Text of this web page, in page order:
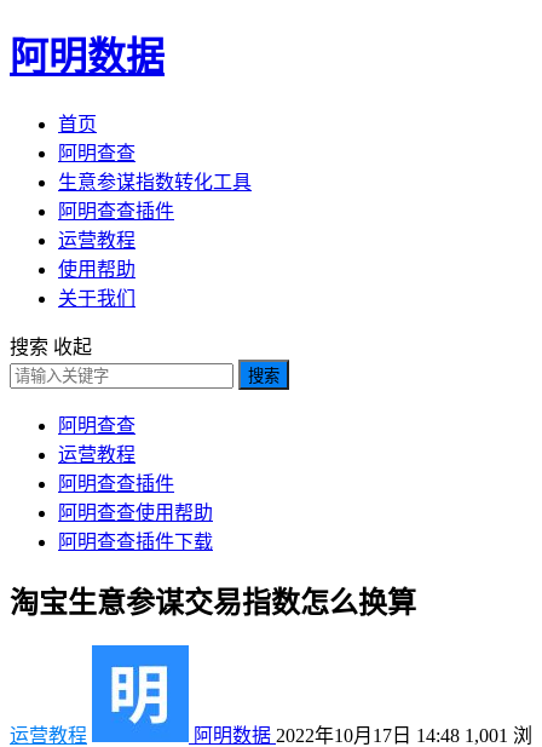
阿明数据
首页
阿明查查
生意参谋指数转化工具
阿明查查插件
运营教程
使用帮助
关于我们
搜索 收起
搜索
阿明查查
运营教程
阿明查查插件
阿明查查使用帮助
阿明查查插件下载
淘宝生意参谋交易指数怎么换算
运营教程 阿明数据 2022年10月17日 14:48 1,001 浏